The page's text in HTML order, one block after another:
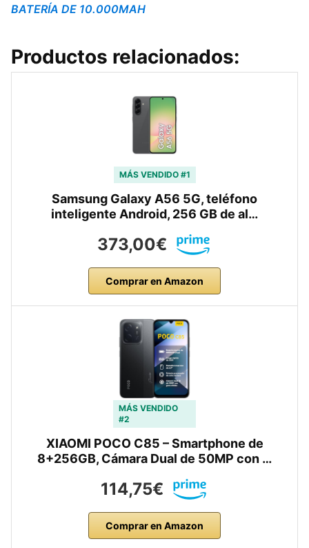
BATERÍA DE 10.000MAH
Productos relacionados:
MÁS VENDIDO #1
Samsung Galaxy A56 5G, teléfono
inteligente Android, 256 GB de al…
373,00€
Comprar en Amazon
MÁS VENDIDO
#2
XIAOMI POCO C85 – Smartphone de
8+256GB, Cámara Dual de 50MP con …
114,75€
Comprar en Amazon